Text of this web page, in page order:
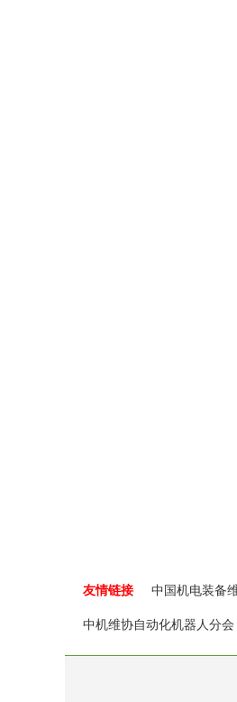
友情链接 中国机电装备
中机维协自动化机器人分会